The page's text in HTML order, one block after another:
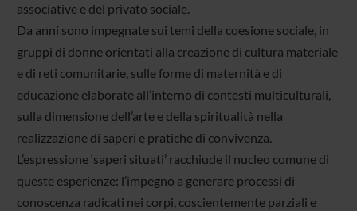
associative e del privato sociale.
Da anni sono impegnate sui temi della coesione sociale, in
gruppi di donne orientati alla creazione di cultura materiale
e di reti comunitarie, sulle forme di maternità e di
educazione elaborate all’interno di contesti multiculturali,
sulla dimensione dell’arte e della spiritualità nella
realizzazione di saperi e pratiche di convivenza.
L’espressione ‘saperi situati’ racchiude il nucleo comune di
queste esperienze: l’impegno a generare processi di
conoscenza radicati nei corpi, coscientemente parziali e